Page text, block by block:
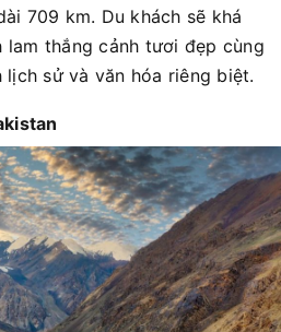
709 km. Du khách sẽ khá
thắng cảnh tươi đẹp cùng
lịch sử và văn hóa riêng biệt.